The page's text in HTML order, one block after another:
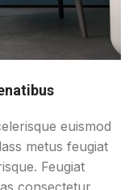
euismod
metus feugiat
Feugiat